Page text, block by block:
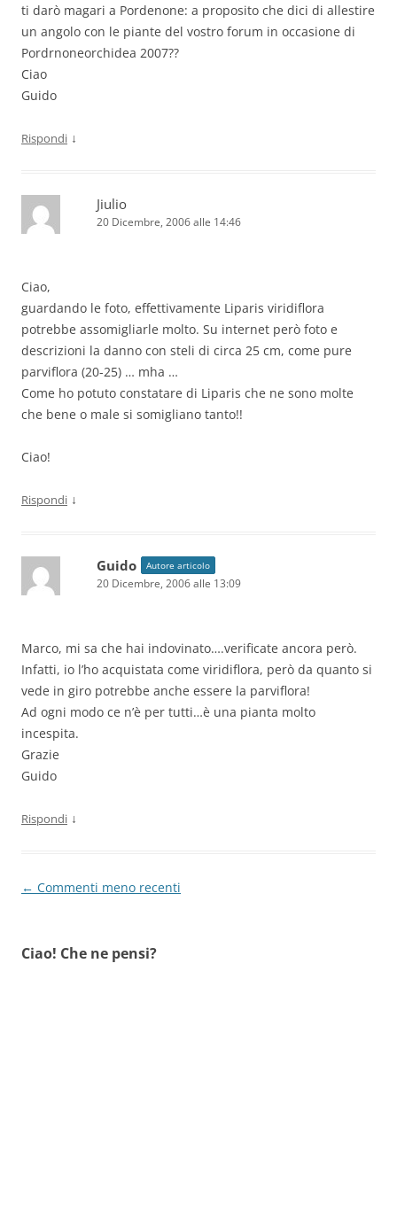
ti darò magari a Pordenone: a proposito che dici di allestire
un angolo con le piante del vostro forum in occasione di
Pordrnoneorchidea 2007??
Ciao
Guido
Rispondi ↓
Jiulio
20 Dicembre, 2006 alle 14:46
Ciao,
guardando le foto, effettivamente Liparis viridiflora
potrebbe assomigliarle molto. Su internet però foto e
descrizioni la danno con steli di circa 25 cm, come pure
parviflora (20-25) … mha …
Come ho potuto constatare di Liparis che ne sono molte
che bene o male si somigliano tanto!!
Ciao!
Rispondi ↓
Guido Autore articolo
20 Dicembre, 2006 alle 13:09
Marco, mi sa che hai indovinato….verificate ancora però.
Infatti, io l’ho acquistata come viridiflora, però da quanto si
vede in giro potrebbe anche essere la parviflora!
Ad ogni modo ce n’è per tutti…è una pianta molto
incespita.
Grazie
Guido
Rispondi ↓
Navigazione
← Commenti meno recenti
Ciao! Che ne pensi?